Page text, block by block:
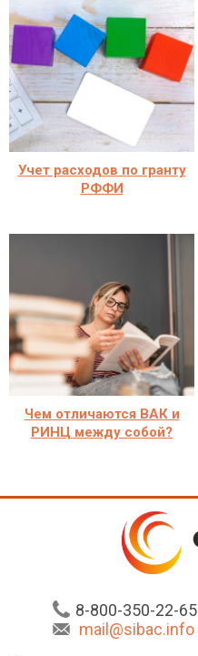
Учет расходов по гранту
РФФИ
Чем отличаются ВАК и
РИНЦ между собой?
8-800-350-22-65
mail@sibac.info